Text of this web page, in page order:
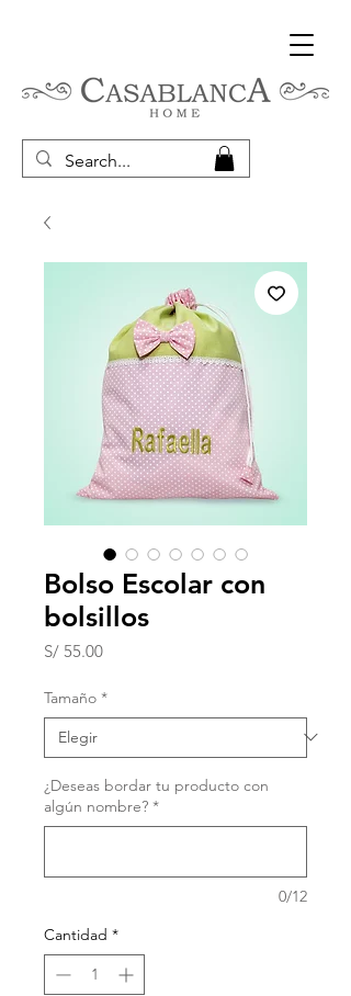
Bolso Escolar con
bolsillos
S/ 55.00Precio
Tamaño *
¿Deseas bordar tu producto con
algún nombre? *
0/12
Cantidad *